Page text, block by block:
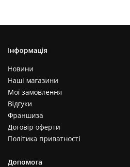
Інформація
Новини
Наші магазини
Мої замовлення
Відгуки
Франшиза
Договір оферти
Політика приватності
Допомога